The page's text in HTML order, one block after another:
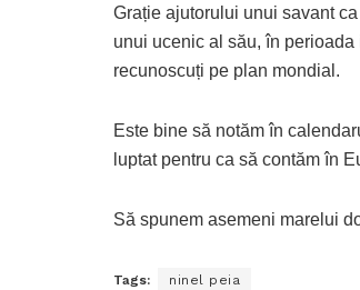
Grație ajutorului unui savant
unui ucenic al său, în
recunoscuți pe plan mondial.
Este bine să notăm în
luptat pentru ca să contăm în
Să spunem asemeni marelui
Tags: ninel peia